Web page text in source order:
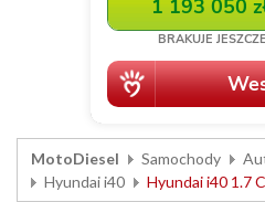
MotoDiesel Samochody
Hyundai i40
Hyundai i40 1.7